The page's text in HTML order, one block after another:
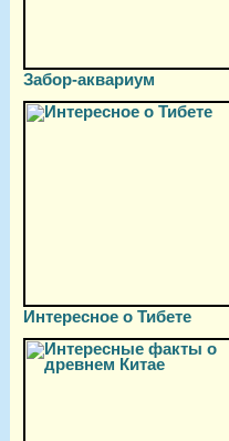
Забор-аквариум
Интересное о Тибете